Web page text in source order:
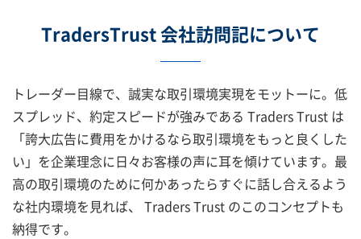
TradersTrust 会社訪問記について
トレーダー目線で、誠実な取引環境実現をモットーに。低
スプレッド、約定スピードが強みである Traders Trust は
「誇大広告に費用をかけるなら取引環境をもっと良くした
い」を企業理念に日々お客様の声に耳を傾けています。最
高の取引環境のために何かあったらすぐに話し合えるよう
な社内環境を見れば、 Traders Trust のこのコンセプトも
納得です。